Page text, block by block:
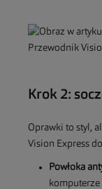
Krok 2:
Oprawki to styl,
Vision Express
Powłoka